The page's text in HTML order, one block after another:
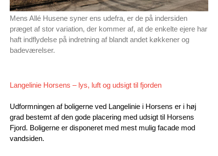
Mens Allé Husene syner ens udefra, er de på indersiden
præget af stor variation, der kommer af, at de enkelte ejere har
haft indflydelse på indretning af blandt andet køkkener og
badeværelser.
Langelinie Horsens – lys, luft og udsigt til fjorden
Udformningen af boligerne ved Langelinie i Horsens er i høj
grad bestemt af den gode placering med udsigt til Horsens
Fjord. Boligerne er disponeret med mest mulig facade mod
vandsiden.